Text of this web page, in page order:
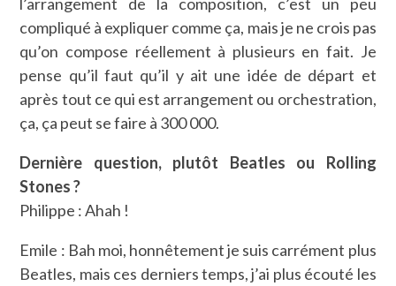
compliqué à expliquer comme ça, mais je ne crois pas
qu’on compose réellement à plusieurs en fait. Je
pense qu’il faut qu’il y ait une idée de départ et
après tout ce qui est arrangement ou orchestration,
ça, ça peut se faire à 300 000.
Dernière question, plutôt Beatles ou Rolling
Stones ?
Philippe : Ahah !
Emile : Bah moi, honnêtement je suis carrément plus
Beatles, mais ces derniers temps, j’ai plus écouté les